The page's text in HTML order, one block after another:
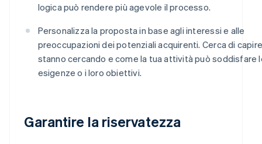
logica può rendere più agevole il processo.
Personalizza la proposta in base agli interessi e alle
preoccupazioni dei potenziali acquirenti. Cerca di
stanno cercando e come la tua attività può soddisfare
esigenze o i loro obiettivi.
Garantire la riservatezza